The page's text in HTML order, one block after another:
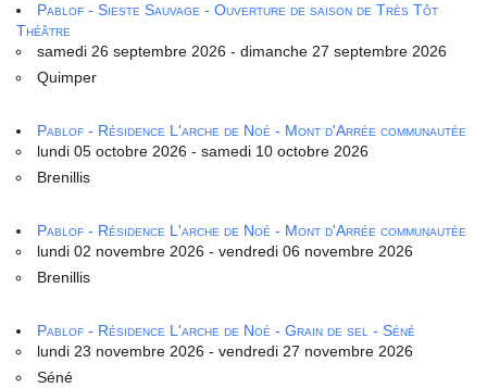
Pablof - Sieste Sauvage - Ouverture de saison de Très Tôt
Théâtre
samedi 26 septembre 2026 - dimanche 27 septembre 2026
Quimper
Pablof - Résidence L'arche de Noé - Mont d'Arrée communautée
lundi 05 octobre 2026 - samedi 10 octobre 2026
Brenillis
Pablof - Résidence L'arche de Noé - Mont d'Arrée communautée
lundi 02 novembre 2026 - vendredi 06 novembre 2026
Brenillis
Pablof - Résidence L'arche de Noé - Grain de sel - Séné
lundi 23 novembre 2026 - vendredi 27 novembre 2026
Séné